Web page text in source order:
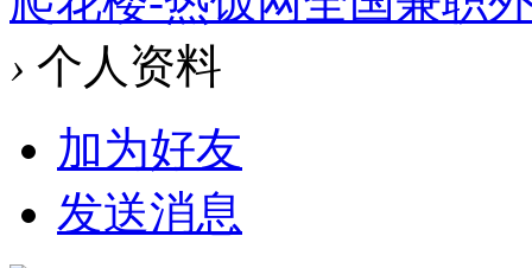
› 个人资料
加为好友
发送消息